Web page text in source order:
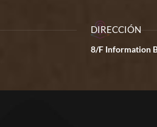
DIRECCIÓN
8/F Information